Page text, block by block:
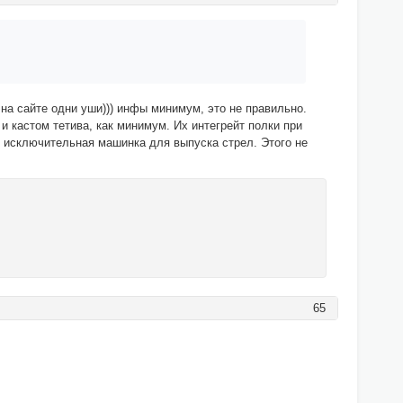
сайте одни уши))) инфы минимум, это не правильно.
кастом тетива, как минимум. Их интегрейт полки при
машинка для выпуска стрел. Этого не
65